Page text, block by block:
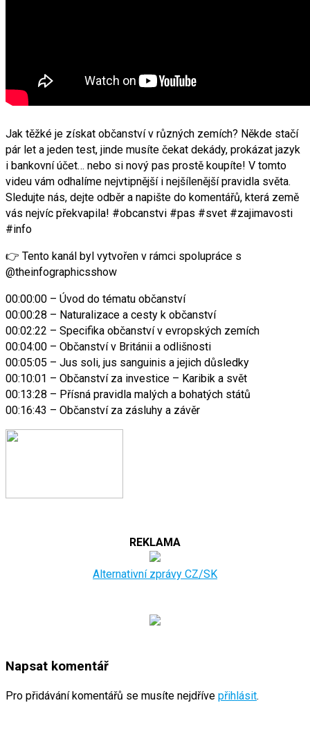
Jak těžké je získat občanství v různých zemích? Někde stačí
pár let a jeden test, jinde musíte čekat dekády, prokázat jazyk
i bankovní účet… nebo si nový pas prostě koupíte! V tomto
videu vám odhalíme nejvtipnější i nejšílenější pravidla světa.
Sledujte nás, dejte odběr a napište do komentářů, která země
vás nejvíc překvapila! #obcanstvi #pas #svet #zajimavosti
#info
👉 Tento kanál byl vytvořen v rámci spolupráce s
@theinfographicsshow
00:00:00 – Úvod do tématu občanství
00:00:28 – Naturalizace a cesty k občanství
00:02:22 – Specifika občanství v evropských zemích
00:04:00 – Občanství v Británii a odlišnosti
00:05:05 – Jus soli, jus sanguinis a jejich důsledky
00:10:01 – Občanství za investice – Karibik a svět
00:13:28 – Přísná pravidla malých a bohatých států
00:16:43 – Občanství za zásluhy a závěr
REKLAMA
Alternativní zprávy CZ/SK
Napsat komentář
Pro přidávání komentářů se musíte nejdříve přihlásit.